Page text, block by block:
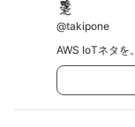
@takipone
AWS IoTネタを。